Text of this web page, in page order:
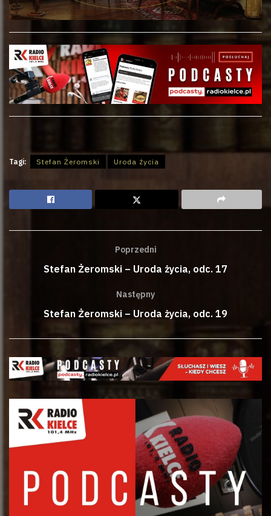
Tagi: Stefan Żeromski Uroda życia
Poprzedni
Stefan Żeromski – Uroda życia, odc. 17
Następny
Stefan Żeromski – Uroda życia, odc. 19